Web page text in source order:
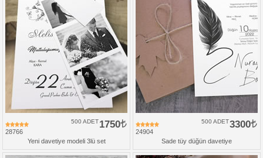
28766
1750
500 ADET
Yeni davetiye modeli 3lü set
24904
3300
500 ADET
Sade tüy düğün davetiye